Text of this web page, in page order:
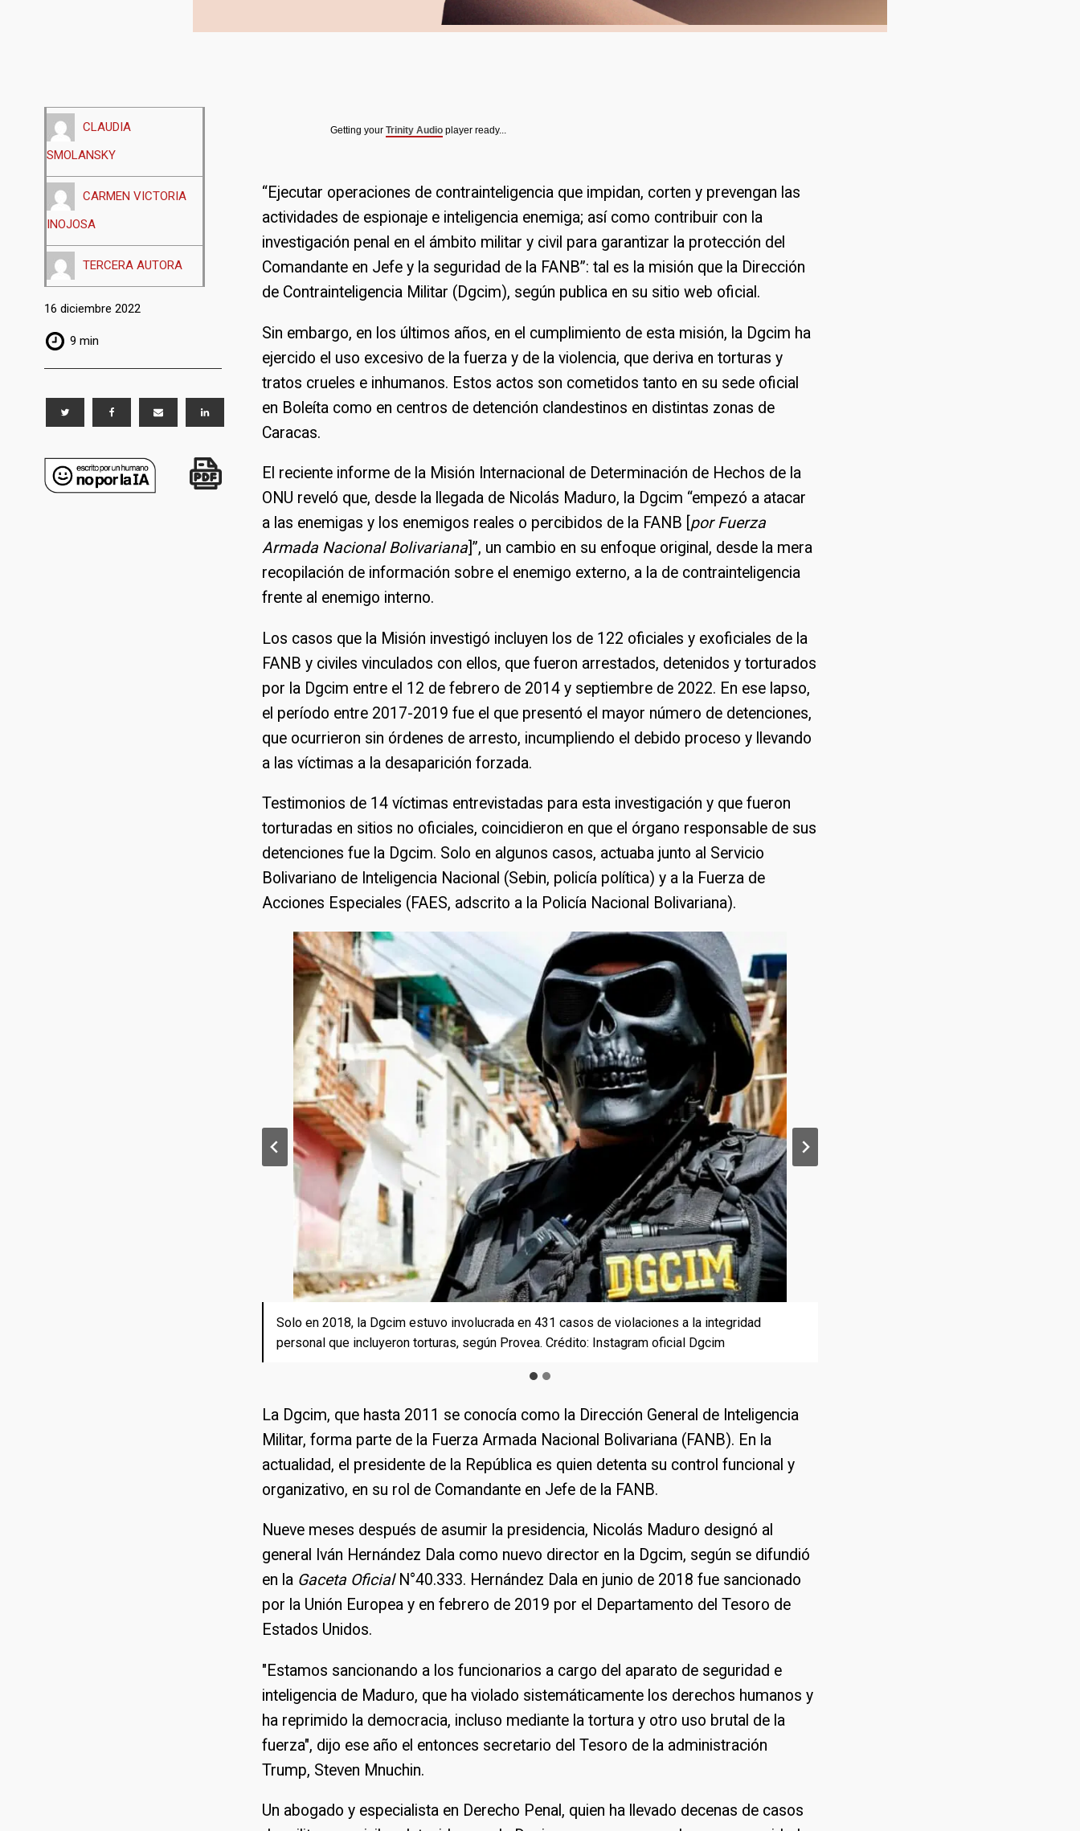
CLAUDIA
SMOLANSKY
CARMEN VICTORIA
INOJOSA
TERCERA AUTORA
16 diciembre 2022
9 min
Getting yourTrinity Audio player ready...
“Ejecutar operaciones de contrainteligencia que impidan, corten y prevengan las
actividades de espionaje e inteligencia enemiga; así como contribuir con la
investigación penal en el ámbito militar y civil para garantizar la protección del
Comandante en Jefe y la seguridad de la FANB”: tal es la misión que la Dirección
de Contrainteligencia Militar (Dgcim), según publica en su sitio web oficial.
Sin embargo, en los últimos años, en el cumplimiento de esta misión, la Dgcim ha
ejercido el uso excesivo de la fuerza y de la violencia, que deriva en torturas y
tratos crueles e inhumanos. Estos actos son cometidos tanto en su sede oficial
en Boleíta como en centros de detención clandestinos en distintas zonas de
Caracas.
El reciente informe de la Misión Internacional de Determinación de Hechos de la
ONU reveló que, desde la llegada de Nicolás Maduro, la Dgcim “empezó a atacar
a las enemigas y los enemigos reales o percibidos de la FANB [ por Fuerza
Armada Nacional Bolivariana ]”, un cambio en su enfoque original, desde la mera
recopilación de información sobre el enemigo externo, a la de contrainteligencia
frente al enemigo interno.
Los casos que la Misión investigó incluyen los de 122 oficiales y exoficiales de la
FANB y civiles vinculados con ellos, que fueron arrestados, detenidos y torturados
por la Dgcim entre el 12 de febrero de 2014 y septiembre de 2022. En ese lapso,
el período entre 2017-2019 fue el que presentó el mayor número de detenciones,
que ocurrieron sin órdenes de arresto, incumpliendo el debido proceso y llevando
a las víctimas a la desaparición forzada.
Testimonios de 14 víctimas entrevistadas para esta investigación y que fueron
torturadas en sitios no oficiales, coincidieron en que el órgano responsable de sus
detenciones fue la Dgcim. Solo en algunos casos, actuaba junto al Servicio
Bolivariano de Inteligencia Nacional (Sebin, policía política) y a la Fuerza de
Acciones Especiales (FAES, adscrito a la Policía Nacional Bolivariana).
Solo en 2018, la Dgcim estuvo involucrada en 431 casos de violaciones a la integridad
personal que incluyeron torturas, según Provea. Crédito: Instagram oficial Dgcim
Los capturados entre 2017 y 2019 fueron torturados en casas clandestinas y en su sede
oficial en Boleíta. Crédito: Instagram oficial Dgcim
La Dgcim, que hasta 2011 se conocía como la Dirección General de Inteligencia
Militar, forma parte de la Fuerza Armada Nacional Bolivariana (FANB). En la
actualidad, el presidente de la República es quien detenta su control funcional y
organizativo, en su rol de Comandante en Jefe de la FANB.
Nueve meses después de asumir la presidencia, Nicolás Maduro designó al
general Iván Hernández Dala como nuevo director en la Dgcim, según se difundió
en la Gaceta OficialN°40.333. Hernández Dala en junio de 2018 fue sancionado
por la Unión Europea y en febrero de 2019 por el Departamento del Tesoro de
Estados Unidos.
"Estamos sancionando a los funcionarios a cargo del aparato de seguridad e
inteligencia de Maduro, que ha violado sistemáticamente los derechos humanos y
ha reprimido la democracia, incluso mediante la tortura y otro uso brutal de la
fuerza", dijo ese año el entonces secretario del Tesoro de la administración
Trump, Steven Mnuchin.
Un abogado y especialista en Derecho Penal, quien ha llevado decenas de casos